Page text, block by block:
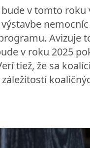
bude v tomto
Avizuje
v roku 2025
tiež, že sa